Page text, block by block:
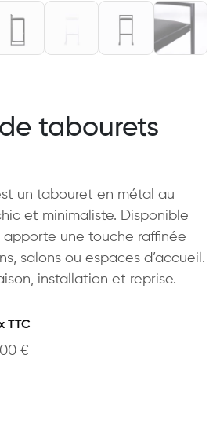
tabourets
un tabouret en métal au
et minimaliste. Disponible
apporte une touche raffinée
salons ou espaces d’accueil.
installation et reprise.
TTC
€